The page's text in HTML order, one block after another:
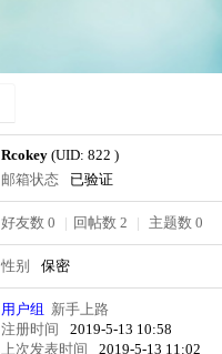
Rcokey (UID: 822 )
邮箱状态
已验证
好友数 0 | 回帖数 2 | 主题数 0
性别 保密
用户组 新手上路
注册时间
2019-5-13 10:58
上次发表时间
2019-5-13 11:02